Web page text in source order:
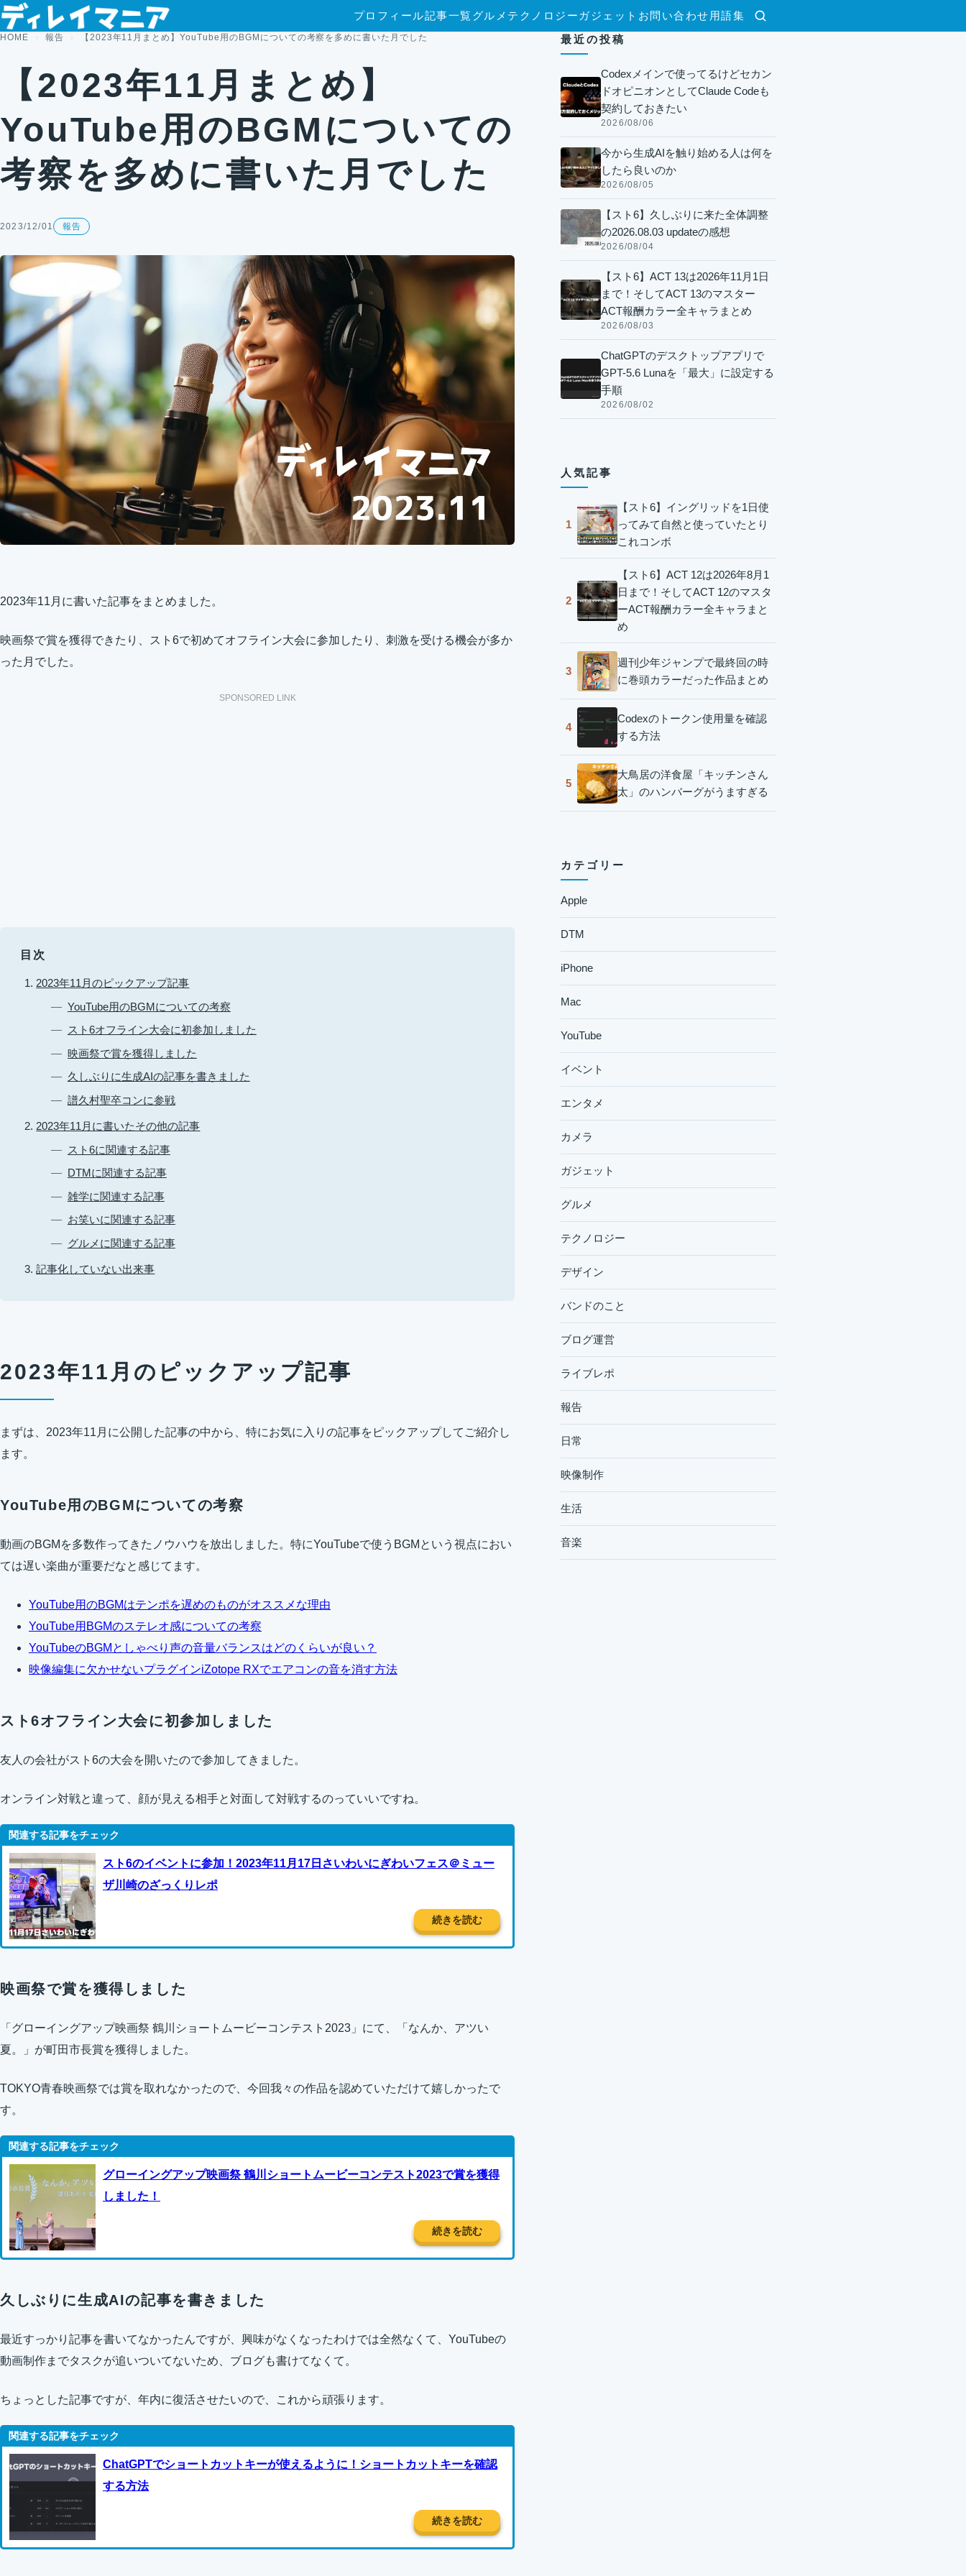
コンテンツへスキップ
検索
プロフィール記事一覧グルメ テクノロジー ガジェット お問い合わせ 用語集
HOME 報告 【2023年11月まとめ】YouTube用のBGMについての考察を多めに書いた月でした
【2023年11月まとめ】
YouTube用のBGMについての
考察を多めに書いた月でした
2023/12/01 報告
2023年11月に書いた記事をまとめました。
映画祭で賞を獲得できたり、スト6で初めてオフライン大会に参加したり、刺激を受ける機会が多か
った月でした。
SPONSORED LINK
目次
2023年11月のピックアップ記事
YouTube用のBGMについての考察
スト6オフライン大会に初参加しました
映画祭で賞を獲得しました
久しぶりに生成AIの記事を書きました
譜久村聖卒コンに参戦
2023年11月に書いたその他の記事
スト6に関連する記事
DTMに関連する記事
雑学に関連する記事
お笑いに関連する記事
グルメに関連する記事
記事化していない出来事
2023年11月のピックアップ記事
まずは、2023年11月に公開した記事の中から、特にお気に入りの記事をピックアップしてご紹介し
ます。
YouTube用のBGMについての考察
動画のBGMを多数作ってきたノウハウを放出しました。特にYouTubeで使うBGMという視点におい
ては遅い楽曲が重要だなと感じてます。
YouTube用のBGMはテンポを遅めのものがオススメな理由
YouTube用BGMのステレオ感についての考察
YouTubeのBGMとしゃべり声の音量バランスはどのくらいが良い？
映像編集に欠かせないプラグインiZotope RXでエアコンの音を消す方法
スト6オフライン大会に初参加しました
友人の会社がスト6の大会を開いたので参加してきました。
オンライン対戦と違って、顔が見える相手と対面して対戦するのっていいですね。
スト6のイベントに参加！2023年11月17日さいわいにぎわいフェス＠ミュー
ザ川崎のざっくりレポ
続きを読む
映画祭で賞を獲得しました
「グローイングアップ映画祭 鶴川ショートムービーコンテスト2023」にて、「なんか、アツい
夏。」が町田市長賞を獲得しました。
TOKYO青春映画祭では賞を取れなかったので、今回我々の作品を認めていただけて嬉しかったで
す。
グローイングアップ映画祭 鶴川ショートムービーコンテスト2023で賞を獲得
しました！
続きを読む
久しぶりに生成AIの記事を書きました
最近すっかり記事を書いてなかったんですが、興味がなくなったわけでは全然なくて、YouTubeの
動画制作までタスクが追いついてないため、ブログも書けてなくて。
ちょっとした記事ですが、年内に復活させたいので、これから頑張ります。
ChatGPTでショートカットキーが使えるように！ショートカットキーを確認
する方法
続きを読む
最近の投稿
Codexメインで使ってるけどセカン
ドオピニオンとしてClaude Codeも
契約しておきたい
2026/08/06
今から生成AIを触り始める人は何を
したら良いのか
2026/08/05
【スト6】久しぶりに来た全体調整
の2026.08.03 updateの感想
2026/08/04
【スト6】ACT 13は2026年11月1日
まで！そしてACT 13のマスター
ACT報酬カラー全キャラまとめ
2026/08/03
ChatGPTのデスクトップアプリで
GPT-5.6 Lunaを「最大」に設定する
手順
2026/08/02
人気記事
1
【スト6】イングリッドを1日使
ってみて自然と使っていたとり
これコンボ
2
【スト6】ACT 12は2026年8月1
日まで！そしてACT 12のマスタ
ーACT報酬カラー全キャラまと
め
3
週刊少年ジャンプで最終回の時
に巻頭カラーだった作品まとめ
4
Codexのトークン使用量を確認
する方法
5
大鳥居の洋食屋「キッチンさん
太」のハンバーグがうますぎる
カテゴリー
Apple
DTM
iPhone
Mac
YouTube
イベント
エンタメ
カメラ
ガジェット
グルメ
テクノロジー
デザイン
バンドのこと
ブログ運営
ライブレポ
報告
日常
映像制作
生活
音楽